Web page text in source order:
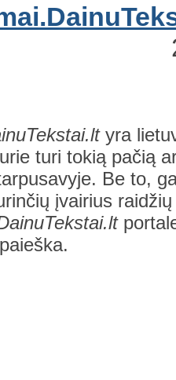
yra
turi tokią pačią
Be to,
įvairius
paieška.